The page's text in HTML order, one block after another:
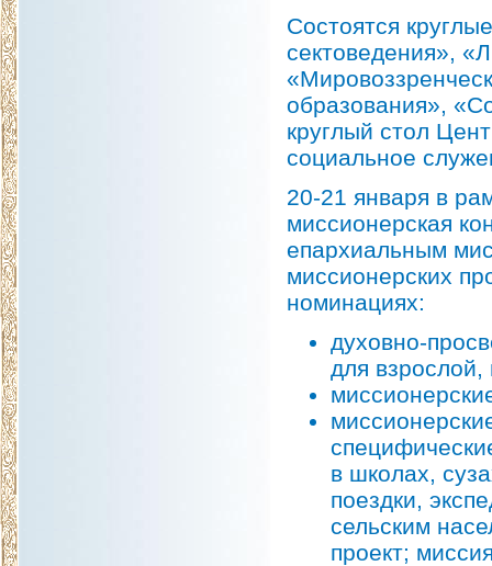
Состоятся
сектоведения»,
образования»,
круглый стол
социальное
20-21 января в
миссионерская
епархиальным
миссионерских
номинациях:
духовно-
для
в школах,
поездки,
сельским
проект;